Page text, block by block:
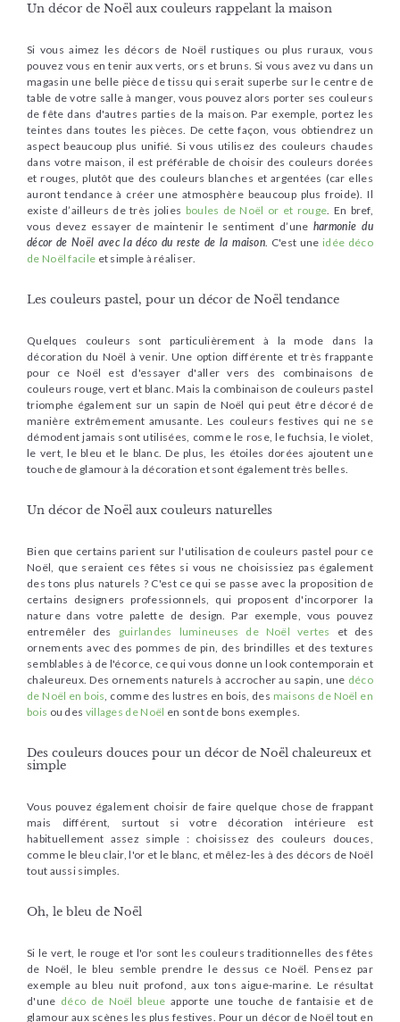
Un décor de Noël aux couleurs rappelant la maison
Si vous aimez les décors de Noël rustiques ou plus ruraux, vous
pouvez vous en tenir aux verts, ors et bruns. Si vous avez vu dans un
magasin une belle pièce de tissu qui serait superbe sur le centre de
table de votre salle à manger, vous pouvez alors porter ses couleurs
de fête dans d'autres parties de la maison. Par exemple, portez les
teintes dans toutes les pièces. De cette façon, vous obtiendrez un
aspect beaucoup plus unifié. Si vous utilisez des couleurs chaudes
dans votre maison, il est préférable de choisir des couleurs dorées
et rouges, plutôt que des couleurs blanches et argentées (car elles
auront tendance à créer une atmosphère beaucoup plus froide). Il
existe d’ailleurs de très jolies boules de Noël or et rouge. En bref,
vous devez essayer de maintenir le sentiment d’une harmonie du
décor de Noël avec la déco du reste de la maison. C'est une idée déco
de Noël facile et simple à réaliser.
Les couleurs pastel, pour un décor de Noël tendance
Quelques couleurs sont particulièrement à la mode dans la
décoration du Noël à venir. Une option différente et très frappante
pour ce Noël est d'essayer d'aller vers des combinaisons de
couleurs rouge, vert et blanc. Mais la combinaison de couleurs pastel
triomphe également sur un sapin de Noël qui peut être décoré de
manière extrêmement amusante. Les couleurs festives qui ne se
démodent jamais sont utilisées, comme le rose, le fuchsia, le violet,
le vert, le bleu et le blanc. De plus, les étoiles dorées ajoutent une
touche de glamour à la décoration et sont également très belles.
Un décor de Noël aux couleurs naturelles
Bien que certains parient sur l'utilisation de couleurs pastel pour ce
Noël, que seraient ces fêtes si vous ne choisissiez pas également
des tons plus naturels ? C'est ce qui se passe avec la proposition de
certains designers professionnels, qui proposent d'incorporer la
nature dans votre palette de design. Par exemple, vous pouvez
entremêler des guirlandes lumineuses de Noël vertes
et des
ornements avec des pommes de pin, des brindilles et des textures
semblables à de l'écorce, ce qui vous donne un look contemporain et
chaleureux. Des ornements naturels à accrocher au sapin, une déco
de Noël en bois, comme des lustres en bois, des maisons de Noël en
bois ou des villages de Noël en sont de bons exemples.
Des couleurs douces pour un décor de Noël chaleureux et
simple
Vous pouvez également choisir de faire quelque chose de frappant
mais différent, surtout si votre décoration intérieure est
habituellement assez simple : choisissez des couleurs douces,
comme le bleu clair, l'or et le blanc, et mêlez-les à des décors de Noël
tout aussi simples.
Oh, le bleu de Noël
Si le vert, le rouge et l'or sont les couleurs traditionnelles des fêtes
de Noël, le bleu semble prendre le dessus ce Noël. Pensez par
exemple au bleu nuit profond, aux tons aigue-marine. Le résultat
d'une déco de Noël bleue apporte une touche de fantaisie et de
glamour aux scènes les plus festives. Pour un décor de Noël tout en